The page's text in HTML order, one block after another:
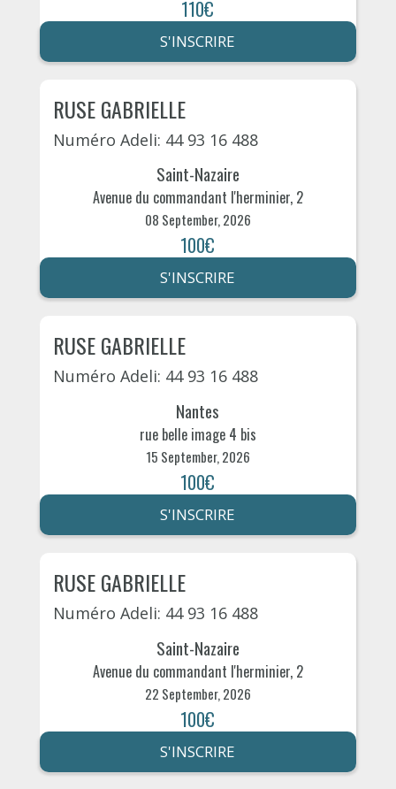
110€
S'INSCRIRE
RUSE GABRIELLE
Numéro Adeli: 44 93 16 488
Saint-Nazaire
Avenue du commandant l'herminier, 2
08 September, 2026
100€
S'INSCRIRE
RUSE GABRIELLE
Numéro Adeli: 44 93 16 488
Nantes
rue belle image 4 bis
15 September, 2026
100€
S'INSCRIRE
RUSE GABRIELLE
Numéro Adeli: 44 93 16 488
Saint-Nazaire
Avenue du commandant l'herminier, 2
22 September, 2026
100€
S'INSCRIRE